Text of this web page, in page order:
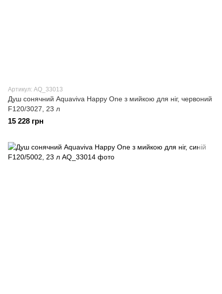
Артикул: AQ_33013
Душ сонячний Aquaviva Happy One з мийкою для ніг, червоний
F120/3027, 23 л
15 228 грн